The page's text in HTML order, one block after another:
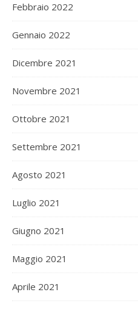
Febbraio 2022
Gennaio 2022
Dicembre 2021
Novembre 2021
Ottobre 2021
Settembre 2021
Agosto 2021
Luglio 2021
Giugno 2021
Maggio 2021
Aprile 2021